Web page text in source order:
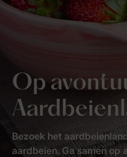
Op
Bezoek het
aardbeien. Ga samen op